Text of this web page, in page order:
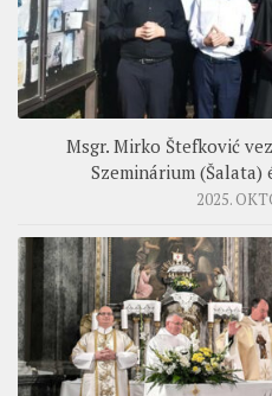
Msgr. Mirko Štefković
Szeminárium
2025.